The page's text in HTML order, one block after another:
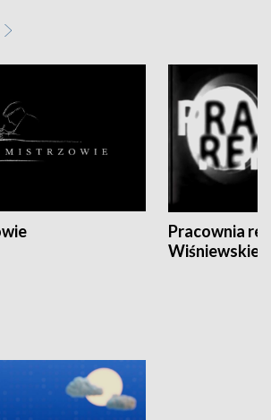
Pracownia